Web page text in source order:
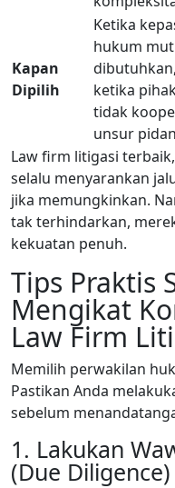
Kapan
Dipilih
Ketika
hukum
ketika
tidak
unsur
Law firm litigasi
selalu menyarankan
jika memungkinkan.
tak terhindarkan,
kekuatan penuh.
Tips Praktis
Mengikat
Law Firm
Memilih perwakilan
Pastikan Anda
sebelum
1. Lakukan
(Due Diligence)